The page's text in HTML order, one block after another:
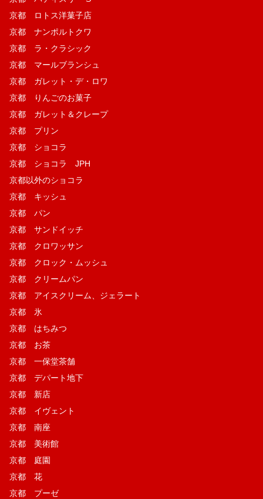
京都 ロトス洋菓子店
京都 ナンポルトクワ
京都 ラ・クラシック
京都 マールブランシュ
京都 ガレット・デ・ロワ
京都 りんごのお菓子
京都 ガレット＆クレープ
京都 プリン
京都 ショコラ
京都 ショコラ JPH
京都以外のショコラ
京都 キッシュ
京都 パン
京都 サンドイッチ
京都 クロワッサン
京都 クロック・ムッシュ
京都 クリームパン
京都 アイスクリーム、ジェラート
京都 氷
京都 はちみつ
京都 お茶
京都 一保堂茶舗
京都 デパート地下
京都 新店
京都 イヴェント
京都 南座
京都 美術館
京都 庭園
京都 花
京都 プーゼ